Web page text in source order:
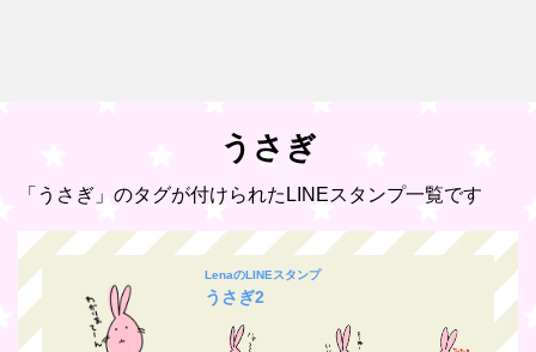
うさぎ
「うさぎ」のタグが付けられたLINEスタンプ一覧です
LenaのLINEスタンプ
うさぎ2